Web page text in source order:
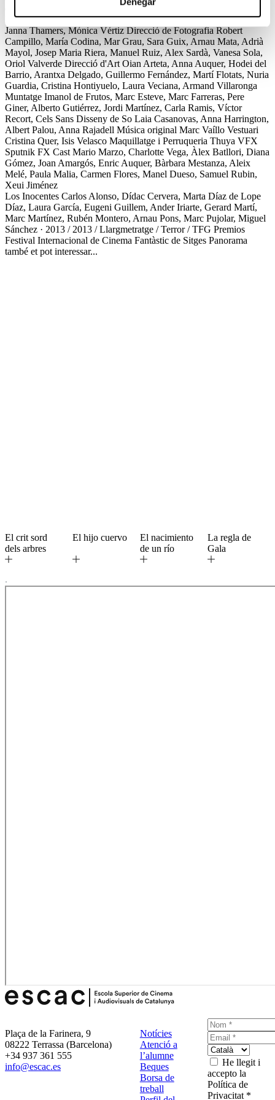
Mireia Artola, Carles Cambres, Patricia Naya, Pau
Pericas, Marco Roehrich, Carlotta Schiavon, Carlos Sebastián,
Janna Thamers, Mónica Vértiz Direcció de FotografiaRobert
Campillo, María Codina, Mar Grau, Sara Guix, Arnau Mata, Adrià
Mayol, Josep Maria Riera, Manuel Ruiz, Alex Sardà, Vanesa Sola,
Oriol Valverde Direcció d'Art Oian Arteta, Anna Auquer, Hodei del
Barrio, Arantxa Delgado, Guillermo Fernández, Martí Flotats, Nuria
Guardia, Cristina Hontiyuelo, Laura Veciana, Armand Villaronga
Muntatge Imanol de Frutos, Marc Esteve, Marc Farreras, Pere
Giner, Alberto Gutiérrez, Jordi Martínez, Carla Ramis, Víctor
Recort, Cels Sans Disseny de So Laia Casanovas, Anna Harrington,
Albert Palou, Anna Rajadell Música original Marc Vaíllo Vestuari
Cristina Quer, Isis Velasco Maquillatge i Perruqueria Thuya VFX
Sputnik FX Cast Mario Marzo, Charlotte Vega, Àlex Batllori, Diana
Gómez, Joan Amargós, Enric Auquer, Bàrbara Mestanza, Aleix
Melé, Paula Malia, Carmen Flores, Manel Dueso, Samuel Rubin,
Xeui Jiménez
Los Inocentes Carlos Alonso, Dídac Cervera, Marta Díaz de Lope
Díaz, Laura García, Eugeni Guillem, Ander Iriarte, Gerard Martí,
Marc Martínez, Rubén Montero, Arnau Pons, Marc Pujolar, Miguel
Sánchez · 2013 / 2013 / Llargmetratge / Terror / TFG Premios
Festival Internacional de Cinema Fantàstic de Sitges Panorama
també et pot interessar...
El crit sord
dels arbres
El hijo cuervo
El nacimiento
de un río
La regla de
Gala
Plaça de la Farinera, 9
08222 Terrassa (Barcelona)
+34 937 361 555
info@escac.es
Notícies
Atenció a
l’alumne
Beques
Borsa de
treball
He llegit i
accepto la
Política de
Privacitat *